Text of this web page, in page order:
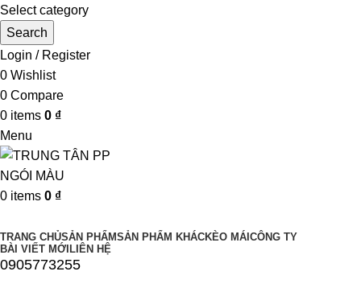
Select category
Search
Login / Register
0 Wishlist
0 Compare
0 items 0 ₫
Menu
0 items 0 ₫
TRANG CHỦSẢN PHẨMSẢN PHẨM KHÁCKÈO MÁI CÔNG TY
BÀI VIẾT MỚI LIÊN HỆ
0905773255